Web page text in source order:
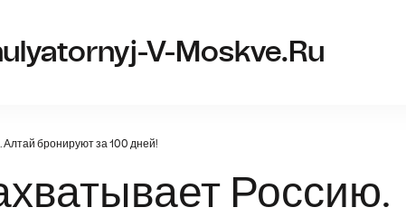
V-Moskve.ru
бронируют за 100 дней!
Россию.